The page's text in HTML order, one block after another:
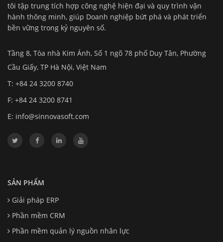
tôi tập trung tích hợp công nghệ hiện đại và quy trình vận
hành thông minh, giúp Doanh nghiệp bứt phá và phát triển
bền vững trong kỷ nguyên số.
Tầng 8, Tòa nhà Kim Ánh, Số 1 ngõ 78 phố Duy Tân, Phường
Cầu Giấy, TP Hà Nội, Việt Nam
T: +84 24 3200 8740
F: +84 24 3200 8741
E: info@sinnovasoft.com
SẢN PHẨM
Giải pháp ERP
Phần mềm CRM
Phần mềm quản lý nguồn nhân lực